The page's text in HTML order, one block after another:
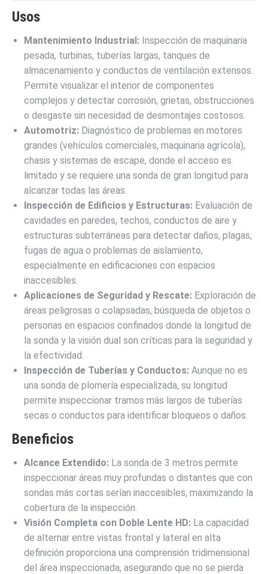
Usos
Mantenimiento Industrial: Inspección de maquinaria
pesada, turbinas, tuberías largas, tanques de
almacenamiento y conductos de ventilación extensos.
Permite visualizar el interior de componentes
complejos y detectar corrosión, grietas, obstrucciones
o desgaste sin necesidad de desmontajes costosos.
Automotriz: Diagnóstico de problemas en motores
grandes (vehículos comerciales, maquinaria agrícola),
chasis y sistemas de escape, donde el acceso es
limitado y se requiere una sonda de gran longitud para
alcanzar todas las áreas.
Inspección de Edificios y Estructuras: Evaluación de
cavidades en paredes, techos, conductos de aire y
estructuras subterráneas para detectar daños, plagas,
fugas de agua o problemas de aislamiento,
especialmente en edificaciones con espacios
inaccesibles.
Aplicaciones de Seguridad y Rescate: Exploración de
áreas peligrosas o colapsadas, búsqueda de objetos o
personas en espacios confinados donde la longitud de
la sonda y la visión dual son críticas para la seguridad y
la efectividad.
Inspección de Tuberías y Conductos: Aunque no es
una sonda de plomería especializada, su longitud
permite inspeccionar tramos más largos de tuberías
secas o conductos para identificar bloqueos o daños.
Beneficios
Alcance Extendido: La sonda de 3 metros permite
inspeccionar áreas muy profundas o distantes que con
sondas más cortas serían inaccesibles, maximizando la
cobertura de la inspección.
Visión Completa con Doble Lente HD: La capacidad
de alternar entre vistas frontal y lateral en alta
definición proporciona una comprensión tridimensional
del área inspeccionada, asegurando que no se pierda